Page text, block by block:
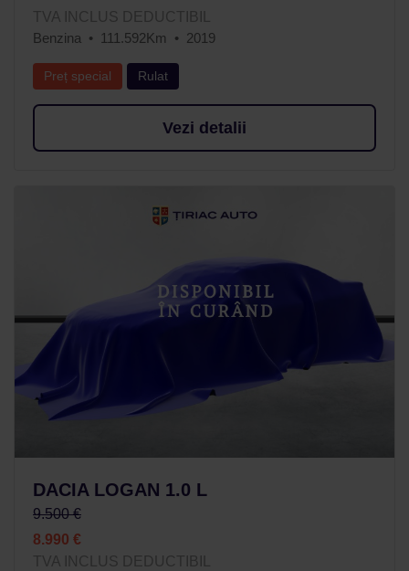
TVA INCLUS DEDUCTIBIL
Benzina
111.592Km 2019
Preț special Rulat
Vezi detalii
DACIA LOGAN 1.0 L
9.500 €
8.990 €
TVA INCLUS DEDUCTIBIL